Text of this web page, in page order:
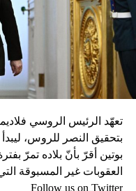
تعهّد الرئيس الروسي
بتحقيق النصر للروس،
بوتين أقرّ بأنّ بلاده تمرّ
العقوبات غير المسبوقة
Follow us on Twitter
مباشرة على أبرز القنوات
غربية عدّة ممثلين عنها
أوكرانيا.
وبعد تأديته اليمين، قال